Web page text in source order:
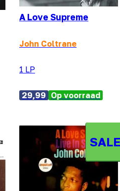
A Love Supreme
John Coltrane
1 LP
29,99 Op voorraad